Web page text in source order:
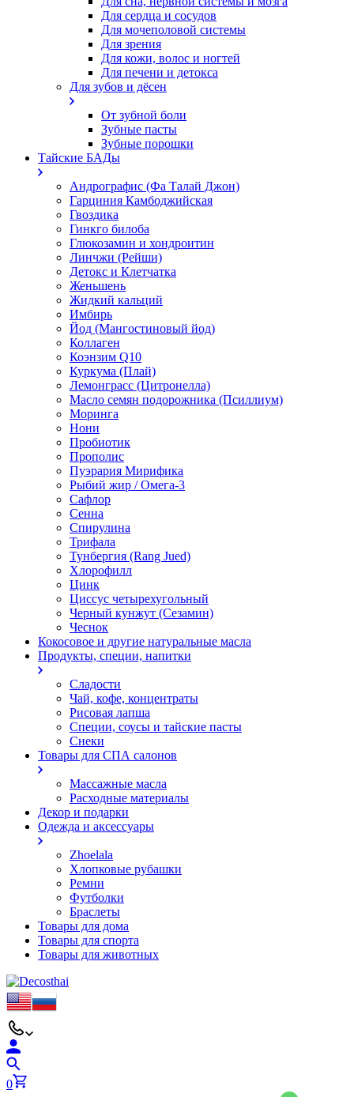
Для сердца и сосудов
Для мочеполовой системы
Для зрения
Для кожи, волос и ногтей
Для печени и детокса
Для зубов и дёсен
От зубной боли
Зубные пасты
Зубные порошки
Тайские БАДы
Андрографис (Фа Талай Джон)
Гарциния Камбоджийская
Гвоздика
Гинкго билоба
Глюкозамин и хондроитин
Линчжи (Рейши)
Детокс и Клетчатка
Женьшень
Жидкий кальций
Имбирь
Йод (Мангостиновый йод)
Коллаген
Коэнзим Q10
Куркума (Плай)
Лемонграсс (Цитронелла)
Масло семян подорожника (Псиллиум)
Моринга
Нони
Пробиотик
Прополис
Пуэрария Мирифика
Рыбий жир / Омега-3
Сафлор
Сенна
Спирулина
Трифала
Тунбергия (Rang Jued)
Хлорофилл
Цинк
Циссус четырехугольный
Черный кунжут (Сезамин)
Чеснок
Кокосовое и другие натуральные масла
Продукты, специи, напитки
Сладости
Чай, кофе, концентраты
Рисовая лапша
Специи, соусы и тайские пасты
Снеки
Товары для СПА салонов
Массажные масла
Расходные материалы
Декор и подарки
Одежда и аксессуары
Zhoelala
Хлопковые рубашки
Ремни
Футболки
Браслеты
Товары для дома
Товары для спорта
Товары для животных
0